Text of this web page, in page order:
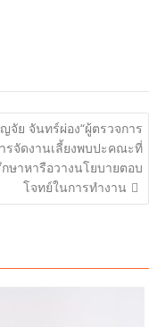
จัย จันทร์ผ่อง“ผู้ตรวจการ
รจัดงานเลี้ยงพบปะคณะที่
ษาหารือวางนโยบายตอบ
โจทย์ในการทำงาน